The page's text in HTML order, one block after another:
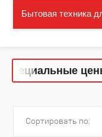
Бытовая техника
цены на
Сортировать по: